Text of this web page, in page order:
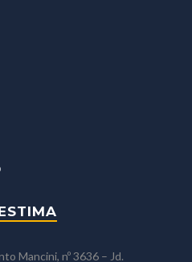
Mancini, nº 3636 – Jd.